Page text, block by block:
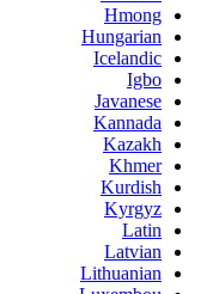
Hmong
Hungarian
Icelandic
Igbo
Javanese
Kannada
Kazakh
Khmer
Kurdish
Kyrgyz
Latin
Latvian
Lithuanian